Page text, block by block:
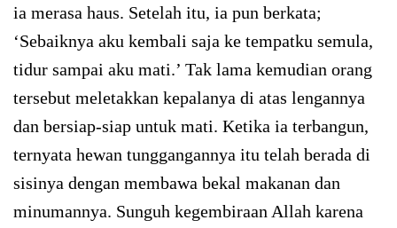
ia merasa haus. Setelah itu, ia pun berkata;
‘Sebaiknya aku kembali saja ke tempatku semula,
tidur sampai aku mati.’ Tak lama kemudian orang
tersebut meletakkan kepalanya di atas lengannya
dan bersiap-siap untuk mati. Ketika ia terbangun,
ternyata hewan tunggangannya itu telah berada di
sisinya dengan membawa bekal makanan dan
minumannya. Sunguh kegembiraan Allah karena